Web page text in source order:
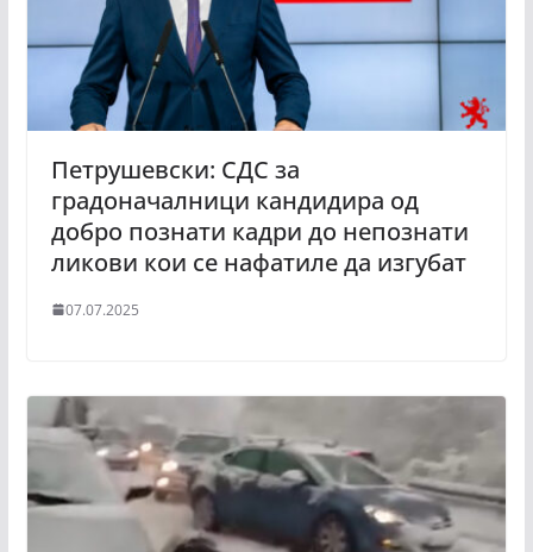
Петрушевски: СДС за
градоначалници кандидира од
добро познати кадри до непознати
ликови кои се нафатиле да изгубат
07.07.2025